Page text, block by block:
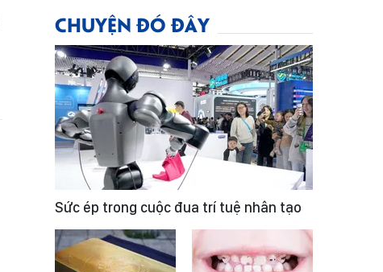
CHUYỆN ĐÓ ĐÂY
Sức ép trong cuộc đua trí tuệ nhân tạo